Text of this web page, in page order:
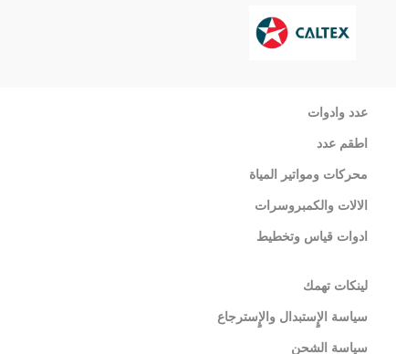
عدد وادوات
اطقم عدد
محركات ومواتير المياة
الالات والكمبروسرات
ادوات قياس وتخطيط
لينكات تهمك
سياسة الإٍستبدال والإٍسترجاع
سياسة الشحن